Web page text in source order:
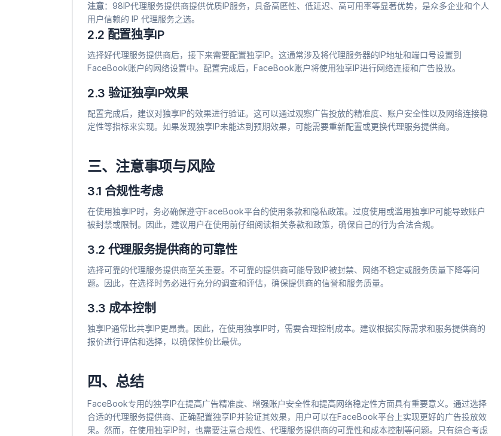
注意​：98IP代理服务提供商提供优质IP服务，具备高匿性、低延迟、高可用率等显著优势，是众多企业和个人
用户信赖的 IP 代理服务之选。
2.2 配置独享IP
选择好代理服务提供商后，接下来需要配置独享IP。这通常涉及将代理服务器的IP地址和端口号设置到
FaceBook账户的网络设置中。配置完成后，FaceBook账户将使用独享IP进行网络连接和广告投放。
2.3 验证独享IP效果
配置完成后，建议对独享IP的效果进行验证。这可以通过观察广告投放的精准度、账户安全性以及网络连接稳
定性等指标来实现。如果发现独享IP未能达到预期效果，可能需要重新配置或更换代理服务提供商。
三、注意事项与风险
3.1 合规性考虑
在使用独享IP时，务必确保遵守FaceBook平台的使用条款和隐私政策。过度使用或滥用独享IP可能导致账户
被封禁或限制。因此，建议用户在使用前仔细阅读相关条款和政策，确保自己的行为合法合规。
3.2 代理服务提供商的可靠性
选择可靠的代理服务提供商至关重要。不可靠的提供商可能导致IP被封禁、网络不稳定或服务质量下降等问
题。因此，在选择时务必进行充分的调查和评估，确保提供商的信誉和服务质量。
3.3 成本控制
独享IP通常比共享IP更昂贵。因此，在使用独享IP时，需要合理控制成本。建议根据实际需求和服务提供商的
报价进行评估和选择，以确保性价比最优。
四、总结
FaceBook专用的独享IP在提高广告精准度、增强账户安全性和提高网络稳定性方面具有重要意义。通过选择
合适的代理服务提供商、正确配置独享IP并验证其效果，用户可以在FaceBook平台上实现更好的广告投放效
果。然而，在使用独享IP时，也需要注意合规性、代理服务提供商的可靠性和成本控制等问题。只有综合考虑